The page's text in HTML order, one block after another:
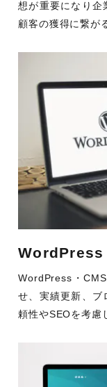
想が重要になり企
顧客の獲得に繋が
WordPress
WordPress・
せ、実績更新、ブ
頼性やSEOを考慮